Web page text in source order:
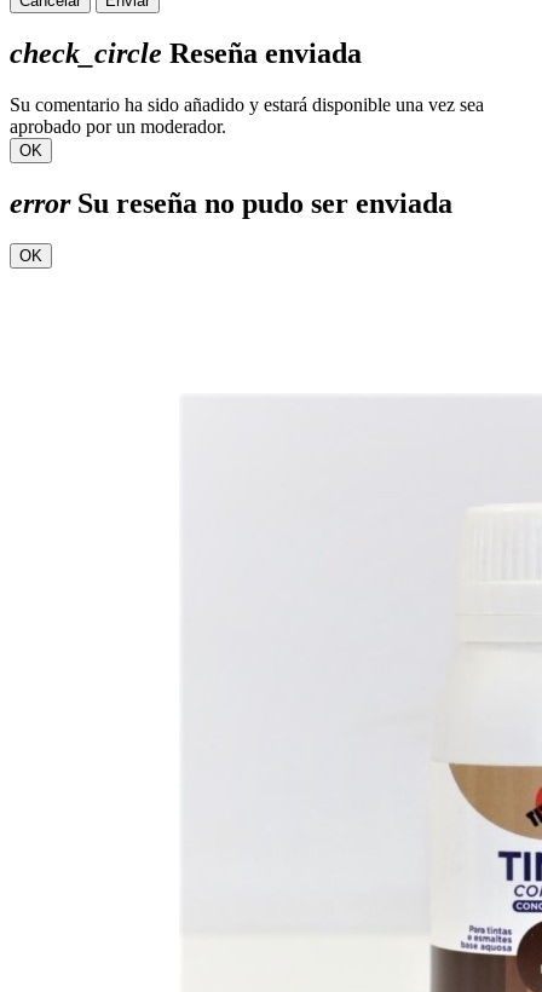
check_circle Reseña enviada
Su comentario ha sido añadido y estará disponible una vez sea
aprobado por un moderador.
OK
errorSu reseña no pudo ser enviada
OK